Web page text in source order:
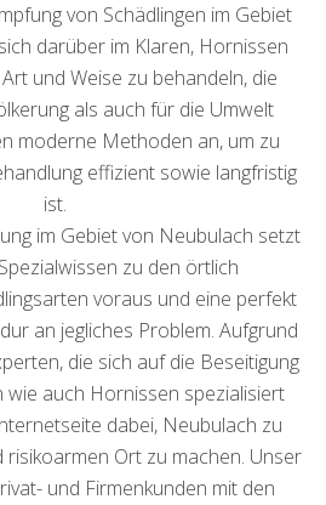
von Schädlingen im Gebiet
darüber im Klaren, Hornissen
und Weise zu behandeln, die
als auch für die Umwelt
moderne Methoden an, um zu
effizient sowie langfristig
ist.
im Gebiet von Neubulach setzt
zu den örtlich
voraus und eine perfekt
an jegliches Problem. Aufgrund
die sich auf die Beseitigung
wie auch Hornissen spezialisiert
dabei, Neubulach zu
Ort zu machen. Unser
und Firmenkunden mit den